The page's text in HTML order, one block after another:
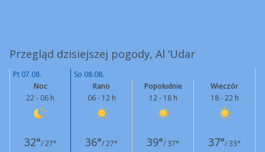
Przegląd dzisiejszej pogody, Al ‘Udar
Pt 07.08.
So 08.08.
Noc
22 - 06 h
Rano
06 - 12 h
Popołudnie
12 - 18 h
Wieczór
18 - 22 h
32°/ 27° 36°/ 27° 39°/ 37° 37°/ 33°